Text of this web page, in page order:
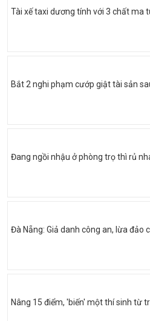
Tài xế taxi dương tính với 3 chất ma
Bắt 2 nghi phạm cướp giật tài sản
Đang ngồi nhậu ở phòng trọ thì rủ
Đà Nẵng: Giả danh công an, lừa đảo
Nâng 15 điểm, 'biến' một thí sinh từ